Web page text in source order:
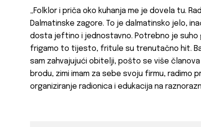
„Folklor i priča oko kuhanja me je dovela tu.
Dalmatinske zagore. To je dalmatinsko jelo,
dosta jeftino i jednostavno. Potrebno je
frigamo to tijesto, fritule su trenutačno hit.
sam zahvajujući obitelji, pošto se više
brodu, zimi imam za sebe svoju firmu, radimo
organiziranje radionica i edukacija na